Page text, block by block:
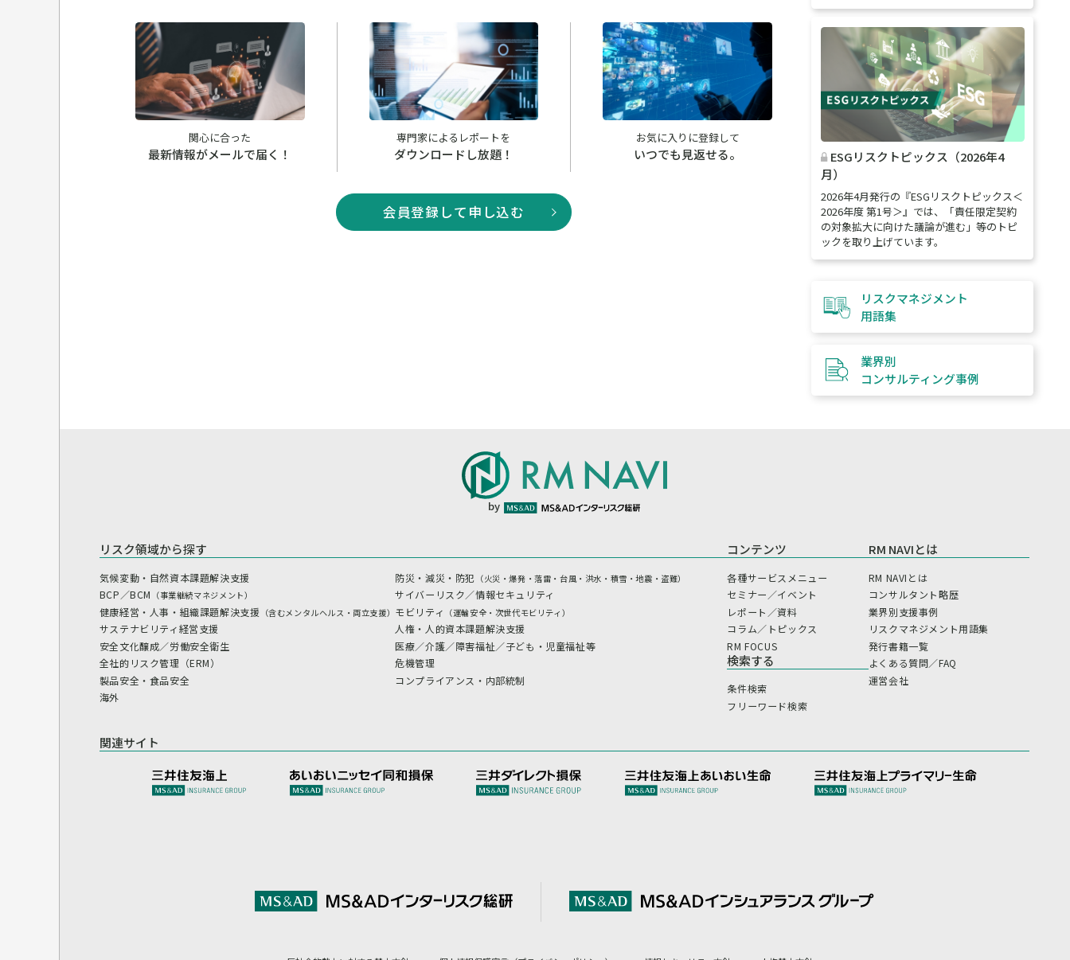
関心に合った
最新情報がメールで届く！
専門家によるレポートを
ダウンロードし放題！
お気に入りに登録して
いつでも見返せる。
会員登録して申し込む
ESGリスクトピックス（2026年4
月）
2026年4月発行の『ESGリスクトピックス＜
2026年度 第1号＞』では、「責任限定契約
の対象拡大に向けた議論が進む」等のトピ
ックを取り上げています。
リスクマネジメント
用語集
業界別
コンサルティング事例
by
リスク領域から探す
気候変動・自然資本課題解決支援
BCP／BCM （事業継続マネジメント）
健康経営・人事・組織課題解決支援 （含むメンタルヘルス・両立支援）
サステナビリティ経営支援
安全文化醸成／労働安全衛生
全社的リスク管理（ERM）
製品安全・食品安全
海外
防災・減災・防犯 （火災・爆発・落雷・台風・洪水・積雪・地震・盗難）
サイバーリスク／情報セキュリティ
モビリティ （運輸安全・次世代モビリティ）
人権・人的資本課題解決支援
医療／介護／障害福祉／子ども・児童福祉等
危機管理
コンプライアンス・内部統制
コンテンツ
各種サービスメニュー
セミナー／イベント
レポート／資料
コラム／トピックス
RM FOCUS
検索する
条件検索
フリーワード検索
RM NAVIとは
RM NAVIとは
コンサルタント略歴
業界別支援事例
リスクマネジメント用語集
発行書籍一覧
よくある質問／FAQ
運営会社
関連サイト